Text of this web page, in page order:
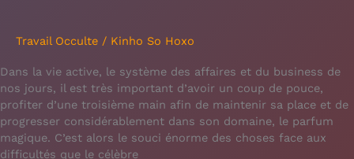
Travail Occulte / Kinho So Hoxo
Dans la vie active, le système des affaires et du business de
nos jours, il est très important d’avoir un coup de pouce,
profiter d’une troisième main afin de maintenir sa place et de
progresser considérablement dans son domaine, le parfum
magique. C’est alors le souci énorme des choses face aux
difficultés que le célèbre